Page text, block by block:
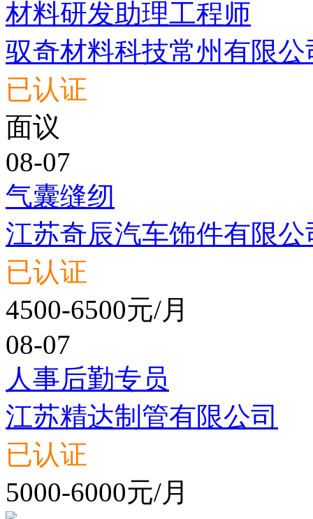
材料研发助理工程师
驭奇材料科技常州有限公
已认证
面议
08-07
气囊缝纫
江苏奇辰汽车饰件有限公
已认证
4500-6500元/月
08-07
人事后勤专员
江苏精达制管有限公司
已认证
5000-6000元/月